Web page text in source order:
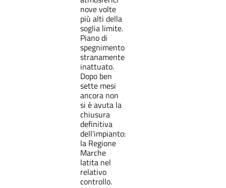
nove volte
più alti della
soglia limite.
Piano di
spegnimento
stranamente
inattuato.
Dopo ben
sette mesi
ancora non
si è avuta la
chiusura
definitiva
dell'impianto:
la Regione
Marche
latita nel
relativo
controllo.